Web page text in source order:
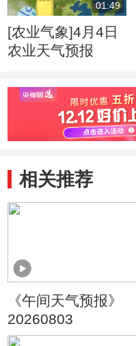
01:49
[农业气象]4月4日
农业天气预报
相关推荐
《午间天气预报》
20260803